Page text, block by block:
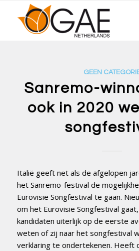
GEEN
Sanremo-
ook in 2020
Italië geeft net als de afgelopen
het Sanremo-festival de
Eurovisie Songfestival te gaan.
om het Eurovisie Songfestival
kandidaten uiterlijk op de eerste
weten of zij naar het songfestival
verklaring te ondertekenen. Heeft